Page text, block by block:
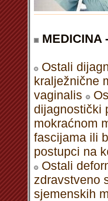
MEDICINA
Ostali
kralježnične
vaginalis
dijagnostički
mokraćnom
fascijama ili
postupci na
Ostali
zdravstveno
sjemenskih